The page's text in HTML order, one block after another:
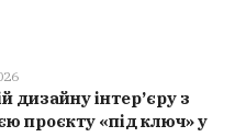
дизайну інтер’єру з
проєкту «під ключ» у